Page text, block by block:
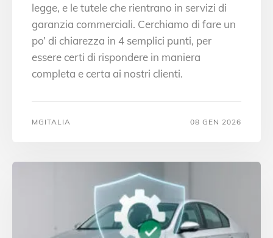
legge, e le tutele che rientrano in servizi di
garanzia commerciali. Cerchiamo di fare un
po’ di chiarezza in 4 semplici punti, per
essere certi di rispondere in maniera
completa e certa ai nostri clienti.
MGITALIA 08 GEN 2026